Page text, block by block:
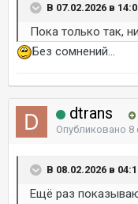
В 07.02.2026 в
Пока только так,
Без сомнений...
dtrans
Опубликовано 8
В 08.02.2026 в
Ещё раз